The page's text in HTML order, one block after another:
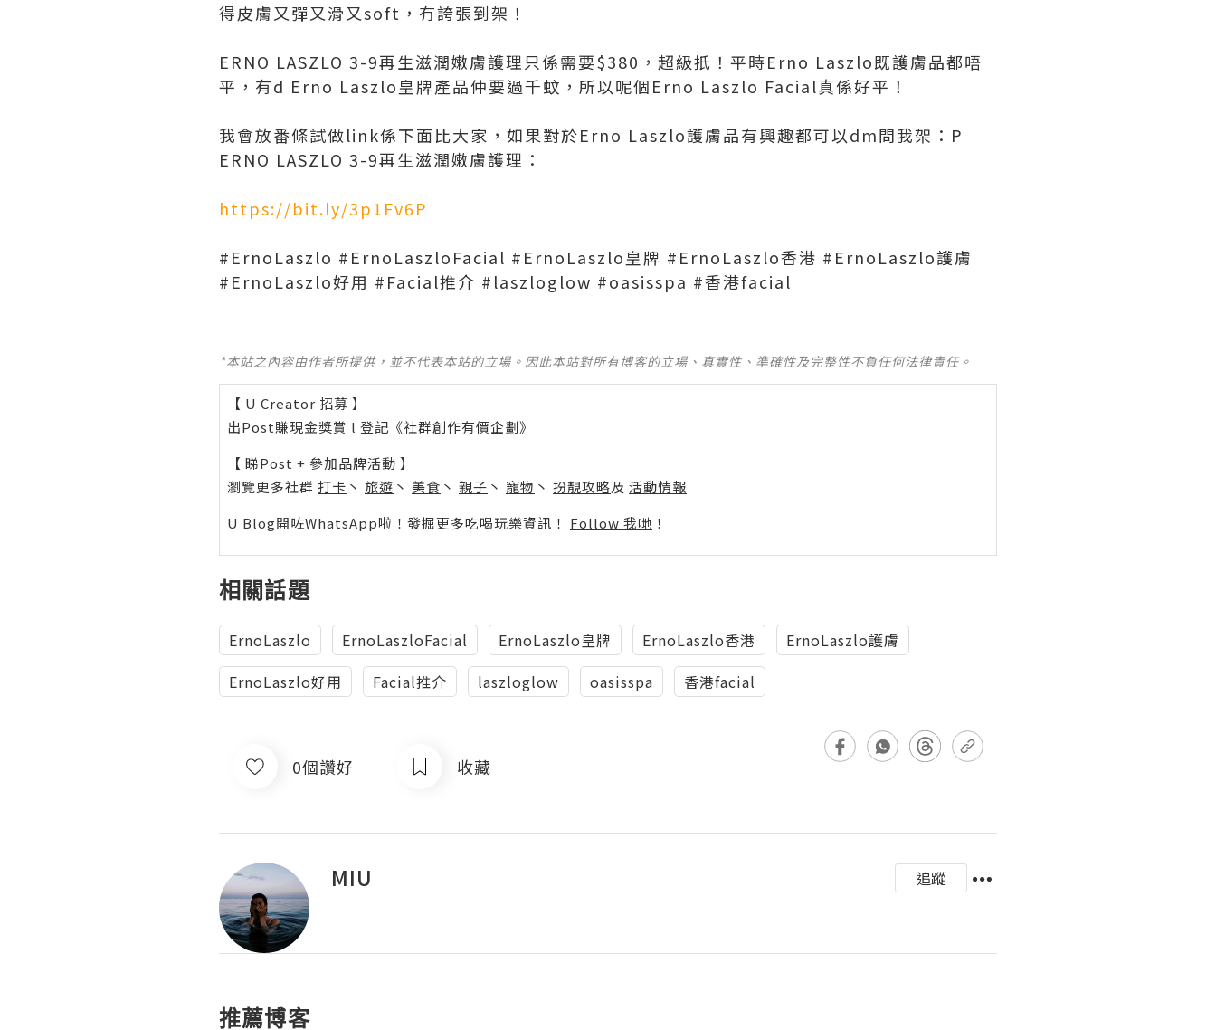
得皮膚又彈又滑又soft，冇誇張到架！
ERNO LASZLO 3-9再生滋潤嫩膚護理只係需要$380，超級扺！平時Erno Laszlo既護膚品都唔
平，有d Erno Laszlo皇牌產品仲要過千蚊，所以呢個Erno Laszlo Facial真係好平！
我會放番條試做link係下面比大家，如果對於Erno Laszlo護膚品有興趣都可以dm問我架：P
ERNO LASZLO 3-9再生滋潤嫩膚護理：
https://bit.ly/3p1Fv6P
#ErnoLaszlo #ErnoLaszloFacial #ErnoLaszlo皇牌 #ErnoLaszlo香港 #ErnoLaszlo護膚
#ErnoLaszlo好用 #Facial推介 #laszloglow #oasisspa #香港facial
*本站之內容由作者所提供，並不代表本站的立場。因此本站對所有博客的立場、真實性、準確性及完整性不負任何法律責任。
【 U Creator 招募 】
出Post賺現金獎賞 l 登記《社群創作有價企劃》
【 睇Post + 參加品牌活動 】
瀏覽更多社群 打卡 丶 旅遊 丶 美食 丶 親子 丶 寵物 丶 扮靚攻略及 活動情報
U Blog開咗WhatsApp啦！發掘更多吃喝玩樂資訊！ Follow 我哋 ！
相關話題
ErnoLaszlo ErnoLaszloFacial ErnoLaszlo皇牌 ErnoLaszlo香港
ErnoLaszlo護膚
ErnoLaszlo好用
Facial推介 laszloglow oasisspa 香港facial
0個讚好 收藏
MIU 追蹤
推薦博客